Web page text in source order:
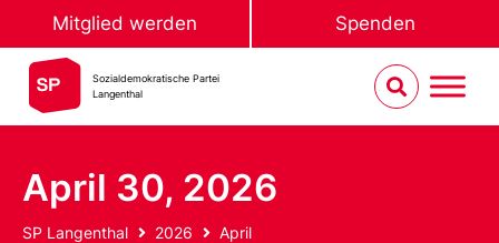
Mitglied werden Spenden
Sozialdemokratische Partei
Langenthal
April 30, 2026
SP Langenthal 2026 April